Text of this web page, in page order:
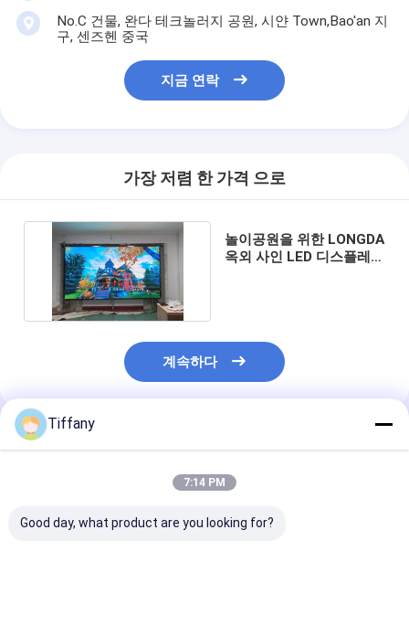
No.C 건물, 완다 테크놀러지 공원, 시얀 Town,Bao'an 지
구, 센즈헨 중국
지금 연락
가장 저렴 한 가격 으로
놀이공원을 위한 LONGDA
옥외 사인 LED 디스플레이
계속하다
추천된 제품
Tiffany
7:14 PM
Good day, what product are you looking for?